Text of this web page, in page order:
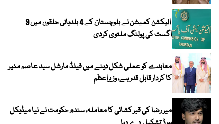
الیکشن کمیشن نے بلوچستان کے 4 بلدیاتی حلقوں میں 9
اگست کی پولنگ ملتوی کردی
معاہدے کو عملی شکل دینے میں فیلڈ مارشل سید عاصم منیر
کا کردار قابل قدر ہے، وزیراعظم
میر رضا کی قبر کشائی کا معاملہ، سندھ حکومت نے نیا میڈیکل